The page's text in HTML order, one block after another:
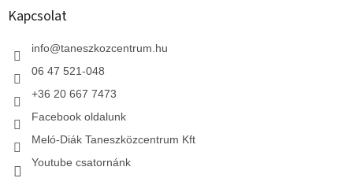
Kapcsolat
info@taneszkozcentrum.hu
06 47 521-048
+36 20 667 7473
Facebook oldalunk
Meló-Diák Taneszközcentrum Kft
Youtube csatornánk